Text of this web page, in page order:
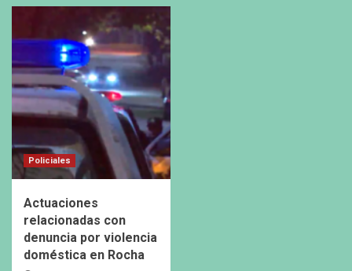
Policiales
Actuaciones
relacionadas con
denuncia por violencia
doméstica en Rocha